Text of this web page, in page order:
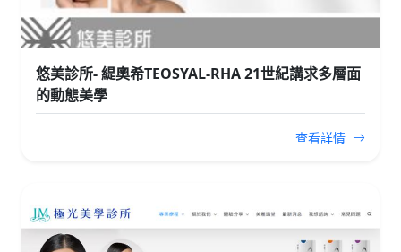
悠美診所- 緹奧希TEOSYAL-RHA 21世紀講求多層面
的動態美學
查看詳情